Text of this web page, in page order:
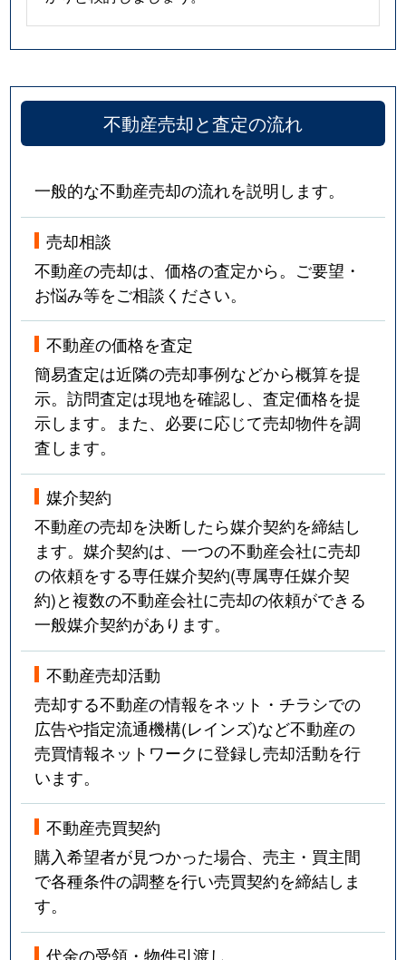
不動産売却と査定の流れ
一般的な不動産売却の流れを説明します。
売却相談
不動産の売却は、価格の査定から。ご要望・
お悩み等をご相談ください。
不動産の価格を査定
簡易査定は近隣の売却事例などから概算を提
示。訪問査定は現地を確認し、査定価格を提
示します。また、必要に応じて売却物件を調
査します。
媒介契約
不動産の売却を決断したら媒介契約を締結し
ます。媒介契約は、一つの不動産会社に売却
の依頼をする専任媒介契約(専属専任媒介契
約)と複数の不動産会社に売却の依頼ができる
一般媒介契約があります。
不動産売却活動
売却する不動産の情報をネット・チラシでの
広告や指定流通機構(レインズ)など不動産の
売買情報ネットワークに登録し売却活動を行
います。
不動産売買契約
購入希望者が見つかった場合、売主・買主間
で各種条件の調整を行い売買契約を締結しま
す。
代金の受領・物件引渡し